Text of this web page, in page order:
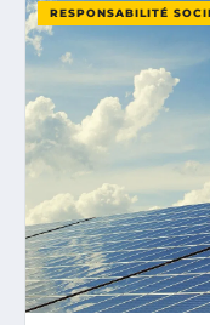
RESPONSABILITÉ